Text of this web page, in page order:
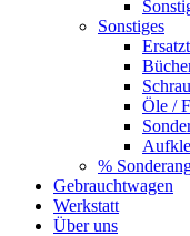
Sonstiges
Öle /
%
Gebrauchtwagen
Werkstatt
Über uns